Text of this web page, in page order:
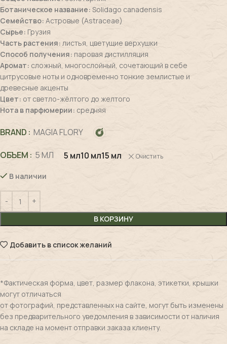
Ботаническое название: Solidago canadensis
Семейство: Астровые (Astraceae)
Сырье: Грузия
Часть растения: листья, цветущие верхушки
Способ получения: паровая дистилляция
Аромат: сложный, многослойный, сочетающий в себе
цитрусовые ноты и одновременно тонкие землистые и
древесные акценты
Цвет: от светло-жёлтого до желтого
Нота в парфюмерии: средняя
BRAND MAGIA FLORY
ОБЪЕМ 5 МЛ 5 мл10 мл15 мл Очистить
В наличии
В КОРЗИНУ
Добавить в список желаний
*Фактическая форма, цвет, размер флакона, этикетки, крышки
могут отличаться
от фотографий, представленных на сайте, могут быть изменены
без предварительного уведомления в зависимости от наличия
на складе на момент отправки заказа клиенту.